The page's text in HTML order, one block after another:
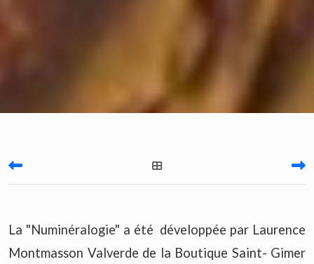
La "Numinéralogie" a été développée par Laurence
Montmasson Valverde de la Boutique Saint- Gimer